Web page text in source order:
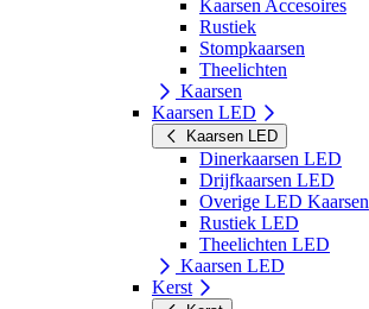
Kaarsen Accesoires
Rustiek
Stompkaarsen
Theelichten
Kaarsen
Kaarsen LED
Kaarsen LED
Dinerkaarsen LED
Drijfkaarsen LED
Overige LED Kaarsen
Rustiek LED
Theelichten LED
Kaarsen LED
Kerst